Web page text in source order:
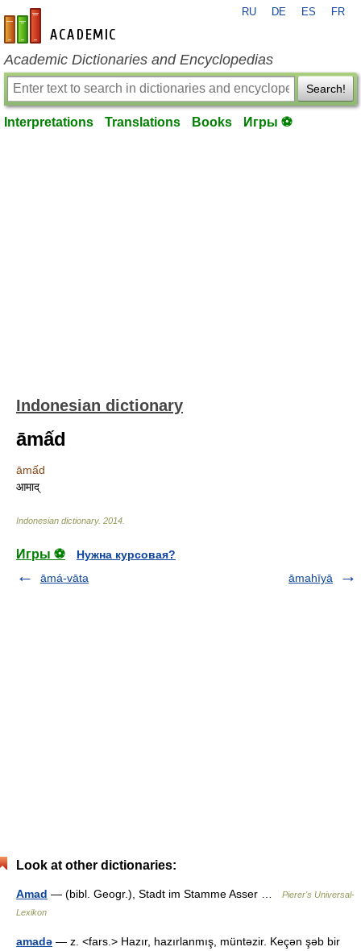
en-academic.com
RU DE ES FR
Academic Dictionaries and Encyclopedias
Search!
Interpretations Translations Books Игры ⚽
Indonesian dictionary
āmấd
āmấd
आमाद्
Indonesian dictionary. 2014
Игры ⚽
Нужна курсовая?
āmá-vāta
āmahīyā
Look at other dictionaries:
Amad — (bibl. Geogr.), Stadt im Stamme Asser …
Pierer's Universal-
Lexikon
amadə — z. <fars.> Hazır, hazırlanmış, müntəzir. Keçən şəb bir